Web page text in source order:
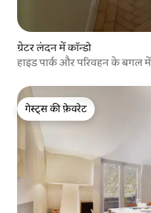
ग्रेटर लंदन में कॉन्डो
हाइड पार्क और परिवहन के बगल
गेस्ट्स की फ़ेवरेट
गेस्ट्स की फ़ेवरेट